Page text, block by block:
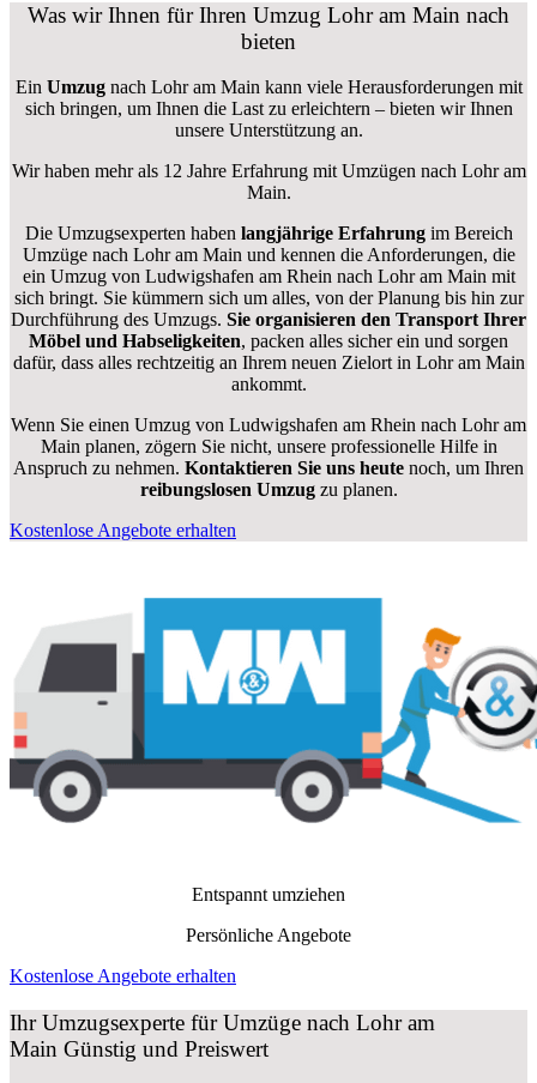
Was wir Ihnen für Ihren Umzug Lohr am Main nach
bieten
Ein Umzugnach Lohr am Main kann viele Herausforderungen mit
sich bringen, um Ihnen die Last zu erleichtern – bieten wir Ihnen
unsere Unterstützung an.
Wir haben mehr als 12 Jahre Erfahrung mit Umzügen nach Lohr am
Main.
Die Umzugsexperten haben langjährige Erfahrungim Bereich
Umzüge nach Lohr am Main und kennen die Anforderungen, die
ein Umzug von Ludwigshafen am Rhein nach Lohr am Main mit
sich bringt. Sie kümmern sich um alles, von der Planung bis hin zur
Durchführung des Umzugs. Sie organisieren den Transport Ihrer
Möbel und Habseligkeiten, packen alles sicher ein und sorgen
dafür, dass alles rechtzeitig an Ihrem neuen Zielort in Lohr am Main
ankommt.
Wenn Sie einen Umzug von Ludwigshafen am Rhein nach Lohr am
Main planen, zögern Sie nicht, unsere professionelle Hilfe in
Anspruch zu nehmen. Kontaktieren Sie uns heute noch, um Ihren
reibungslosen Umzugzu planen.
Kostenlose Angebote erhalten
Entspannt umziehen
Persönliche Angebote
Kostenlose Angebote erhalten
Ihr Umzugsexperte für Umzüge nach Lohr am
Main Günstig und Preiswert